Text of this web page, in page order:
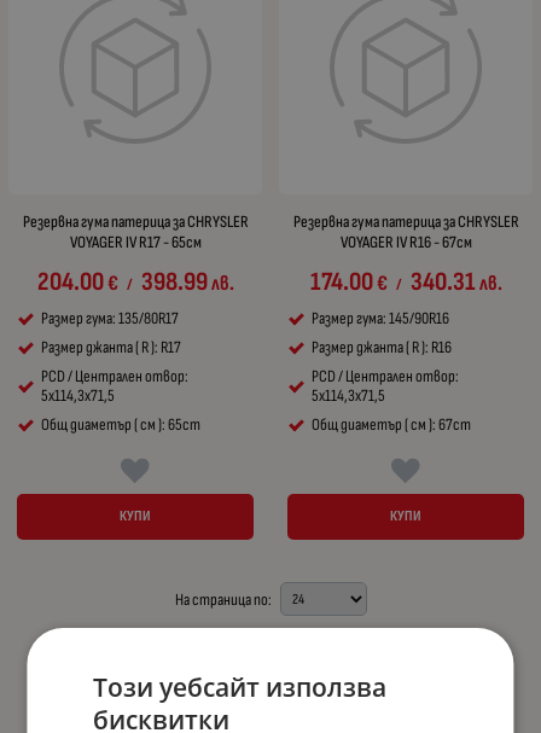
Резервна гума патерица за CHRYSLER
VOYAGER IV R17 - 65см
204.00€ / 398.99лв.
Размер гума: 135/80R17
Размер джанта ( R ): R17
PCD / Централен отвор:
5x114,3x71,5
Общ диаметър ( см ): 65cm
КУПИ
Резервна гума патерица за CHRYSLER
VOYAGER IV R16 - 67см
174.00€ / 340.31лв.
Размер гума: 145/90R16
Размер джанта ( R ): R16
PCD / Централен отвор:
5x114,3x71,5
Общ диаметър ( см ): 67cm
КУПИ
На страница по:
Този уебсайт използва
бисквитки